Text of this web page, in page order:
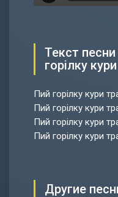
Текст
горілку
Пий горілку кури
Пий горілку кури
Пий горілку кури
Пий горілку кури
Другие